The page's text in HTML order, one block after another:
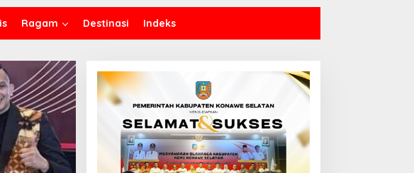
Ragam Destinasi Indeks